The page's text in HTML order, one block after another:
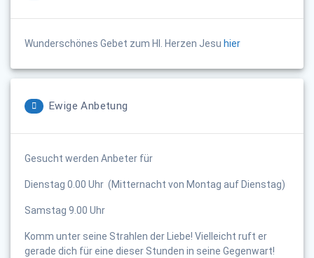
Wunderschönes Gebet zum Hl. Herzen Jesu hier
Ewige Anbetung
Gesucht werden Anbeter für
Dienstag 0.00 Uhr (Mitternacht von Montag auf Dienstag)
Samstag 9.00 Uhr
Komm unter seine Strahlen der Liebe! Vielleicht ruft er
gerade dich für eine dieser Stunden in seine Gegenwart!